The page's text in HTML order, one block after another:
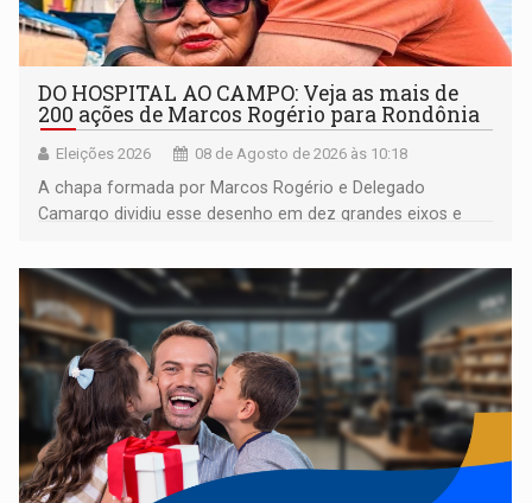
DO HOSPITAL AO CAMPO: Veja as mais de
200 ações de Marcos Rogério para Rondônia
Eleições 2026 08 de Agosto de 2026 às 10:18
A chapa formada por Marcos Rogério e Delegado
Camargo dividiu esse desenho em dez grandes eixos e